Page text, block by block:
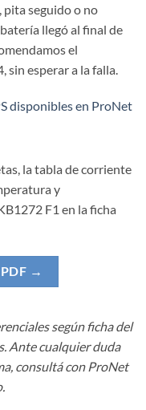
pita seguido o no
llegó al final de
el
esperar a la falla.
disponibles en ProNet
la tabla de corriente
y
F1 en la ficha
PDF →
según ficha del
Ante cualquier duda
consultá con ProNet